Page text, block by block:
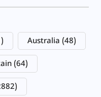
Australia (48)
(64)